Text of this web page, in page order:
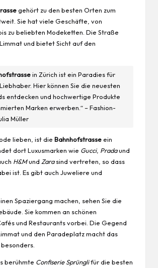
gehört zu den besten Orten zum
Sie hat viele Geschäfte, von
zu beliebten Modeketten. Die Straße
und bietet Sicht auf den
in Zürich ist ein Paradies für
Hier können Sie die neuesten
entdecken und hochwertige Produkte
Marken erwerben.“ – Fashion-
Müller
lieben, ist die Bahnhofstrasseein
dort Luxusmarken wie Gucci, Pradaund
H&Mund Zarasind vertreten, so dass
ist. Es gibt auch Juweliere und
Spaziergang machen, sehen Sie die
Sie kommen an schönen
und Restaurants vorbei. Die Gegend
und den Paradeplatz macht das
berühmte Confiserie Sprünglifür die besten